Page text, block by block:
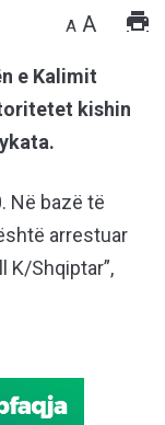
A A
e Kalimit
kishin
Në bazë të
arrestuar
K/Shqiptar”,